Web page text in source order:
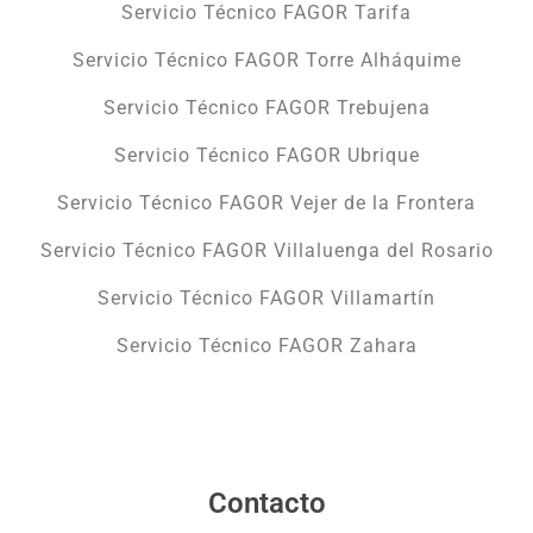
Servicio Técnico FAGOR Tarifa
Servicio Técnico FAGOR Torre Alháquime
Servicio Técnico FAGOR Trebujena
Servicio Técnico FAGOR Ubrique
Servicio Técnico FAGOR Vejer de la Frontera
Servicio Técnico FAGOR Villaluenga del Rosario
Servicio Técnico FAGOR Villamartín
Servicio Técnico FAGOR Zahara
Contacto